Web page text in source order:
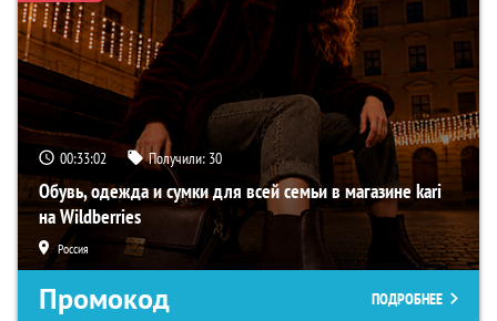
00:33:01 Получили: 30
Обувь, одежда и сумки для всей семьи в магазине kari
на Wildberries
Россия
Промокод ПОДРОБНЕЕ